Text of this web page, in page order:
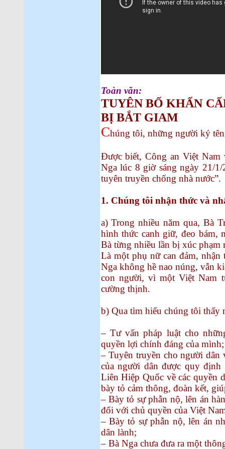
Toàn văn:
TUYÊN BỐ KHẨN
BỊ BẮT GIAM
Chúng tôi, những người ký
Được biết, Công an Việt
Nga lúc 8 giờ sáng ngày 21/
tuyên truyền chống nhà nước”.
1. Chúng tôi nhận thức và
a) Trong nhiều năm qua, Bà
hình thức canh giữ, đeo bám,
Bà từng nhiều lần bị xúc phạm
Là một phụ nữ can đảm,
Nga không hề nao núng, vẫn
con người, vì một Việt Nam
cường thịnh.
b) Qua tìm hiểu chúng tôi thấy
– Tư vấn pháp luật cho
quyền lợi chính đáng của mình;
– Tuyên truyền cho người dân
của người dân được quy
Liên Hiệp Quốc về các quyền
bày tỏ cảm thông, đoàn kết,
– Bày tỏ sự phẫn nộ, lên án
đối với chủ quyền của Việt
– Bày tỏ sự phẫn nộ, lên án
dân lành;
– Bà Nga chưa đưa ra một